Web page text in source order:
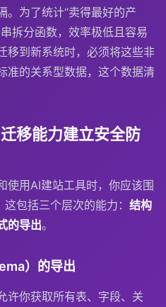
。为了统计“卖得最好的产
拆分函数，效率极低且容易
移到新系统时，必须将这些非
准的关系型数据，这个数据清
移能力建立安全防
使用AI建站工具时，你应该围
包括三个层次的能力： 结构
的导出。
）的导出
许你获取所有表、字段、关